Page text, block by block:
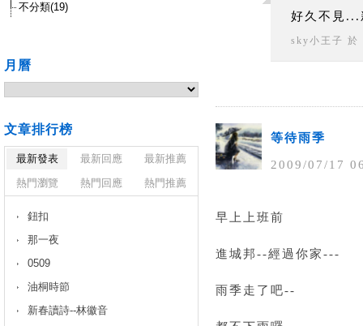
好久不見
sky小王子 於
等待雨季
2009/07/17
早上上班前
進城邦--經過你家---
雨季走了吧--
不分類(19)
月曆
文章排行榜
最新發表 最新回應
最新推薦
熱門瀏覽
熱門回應 熱門推薦
鈕扣
那一夜
0509
油桐時節
新春讀詩--林徽音